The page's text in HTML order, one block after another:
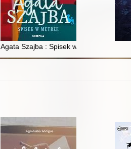
Agata Szajba : Spisek w metrze